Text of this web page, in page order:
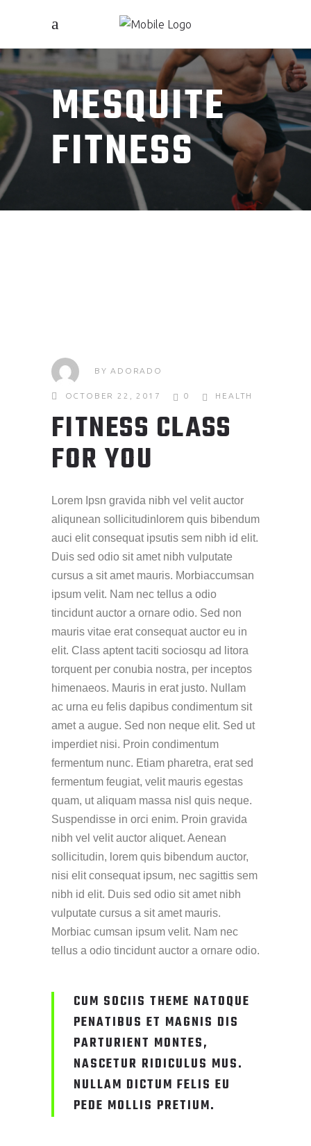
MESQUITE
FITNESS
BYADORADO
OCTOBER 22, 2017 0 HEALTH
FITNESS CLASS
FOR YOU
Lorem Ipsn gravida nibh vel velit auctor
aliqunean sollicitudinlorem quis bibendum
auci elit consequat ipsutis sem nibh id elit.
Duis sed odio sit amet nibh vulputate
cursus a sit amet mauris. Morbiaccumsan
ipsum velit. Nam nec tellus a odio
tincidunt auctor a ornare odio. Sed non
mauris vitae erat consequat auctor eu in
elit. Class aptent taciti sociosqu ad litora
torquent per conubia nostra, per inceptos
himenaeos. Mauris in erat justo. Nullam
ac urna eu felis dapibus condimentum sit
amet a augue. Sed non neque elit. Sed ut
imperdiet nisi. Proin condimentum
fermentum nunc. Etiam pharetra, erat sed
fermentum feugiat, velit mauris egestas
quam, ut aliquam massa nisl quis neque.
Suspendisse in orci enim. Proin gravida
nibh vel velit auctor aliquet. Aenean
sollicitudin, lorem quis bibendum auctor,
nisi elit consequat ipsum, nec sagittis sem
nibh id elit. Duis sed odio sit amet nibh
vulputate cursus a sit amet mauris.
Morbiac cumsan ipsum velit. Nam nec
tellus a odio tincidunt auctor a ornare odio.
CUM SOCIIS THEME NATOQUE
PENATIBUS ET MAGNIS DIS
PARTURIENT MONTES,
NASCETUR RIDICULUS MUS.
NULLAM DICTUM FELIS EU
PEDE MOLLIS PRETIUM.